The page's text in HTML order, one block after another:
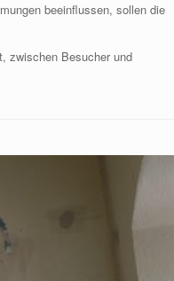
beeinflussen, sollen die
zwischen Besucher und